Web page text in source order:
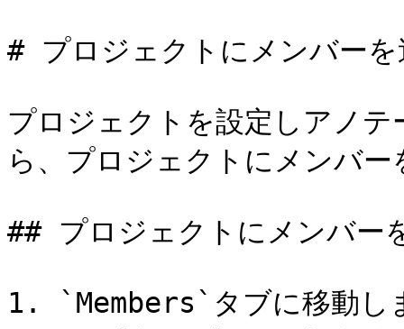
# プロジェクトにメンバーを
プロジェクトを設定しアノ
ら、プロジェクトにメンバー
## プロジェクトにメンバー
1. `Members`タブに移動し